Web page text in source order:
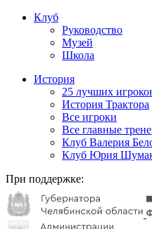
Клуб
Руководство
Музей
Школа
История
25 лучших
История Трактора
Все игроки
Все главные
Клуб Валерия
Клуб Юрия
При поддержке: